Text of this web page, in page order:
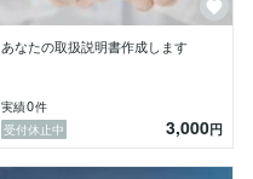
あなたの取扱説明書作成します
実績0件
受付休止中
3,000円